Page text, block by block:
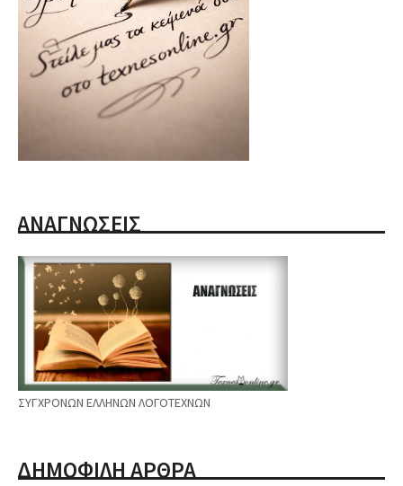
ΑΝΑΓΝΩΣΕΙΣ
ΣΥΓΧΡΟΝΩΝ ΕΛΛΗΝΩΝ ΛΟΓΟΤΕΧΝΩΝ
ΔΗΜΟΦΙΛΗ ΑΡΘΡΑ